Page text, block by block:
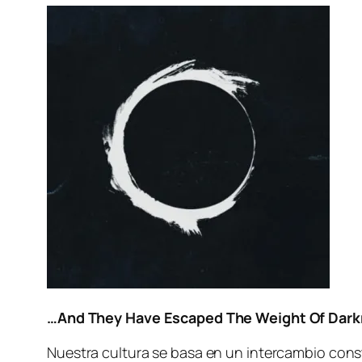
…And They Have Escaped The Weight Of
Nuestra cul­tu­ra se ba­sa en un in­ter­cam­bio